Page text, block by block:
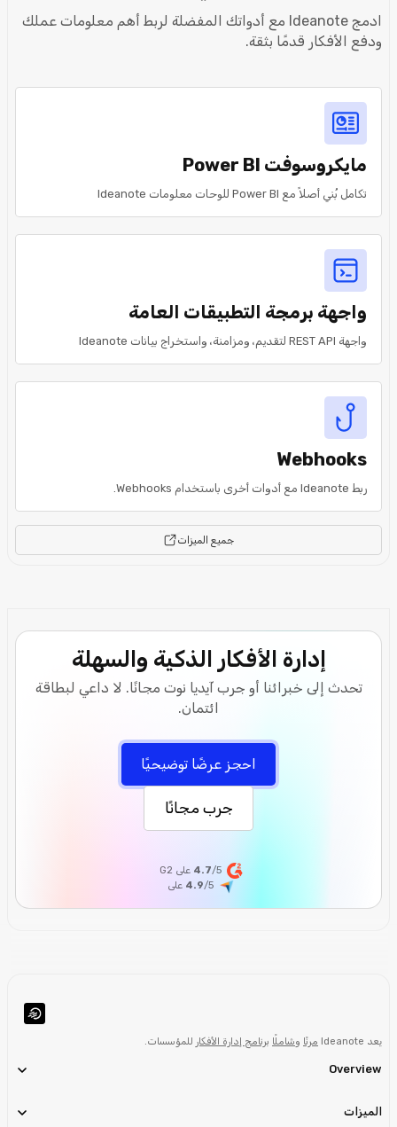
ادمج Ideanote مع أدواتك المفضلة لربط أهم معلومات عملك
ودفع الأفكار قدمًا بثقة.
مايكروسوفت Power BI
تكامل بُني أصلاً مع Power BI للوحات معلومات Ideanote
واجهة برمجة التطبيقات العامة
واجهة REST API لتقديم، ومزامنة، واستخراج بيانات Ideanote
Webhooks
ربط Ideanote مع أدوات أخرى باستخدام Webhooks.
جميع الميزات
إدارة الأفكار الذكية والسهلة
تحدث إلى خبرائنا أو جرب آيديا نوت مجانًا. لا داعي لبطاقة
ائتمان.
احجز عرضًا توضيحيًا
جرب مجانًا
4.7/5 على G2
4.9/5 على
يعد Ideanote مرنًا وشاملًا برنامج إدارة الأفكار للمؤسسات.
Overview
الميزات